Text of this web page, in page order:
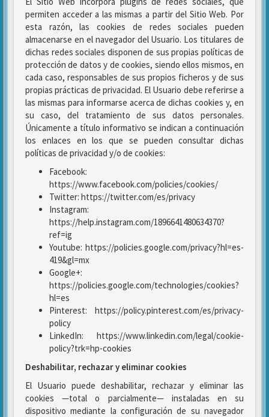
permiten acceder a las mismas a partir del Sitio Web. Por
esta razón, las cookies de redes sociales pueden
almacenarse en el navegador del Usuario. Los titulares de
dichas redes sociales disponen de sus propias políticas de
protección de datos y de cookies, siendo ellos mismos, en
cada caso, responsables de sus propios ficheros y de sus
propias prácticas de privacidad. El Usuario debe referirse a
las mismas para informarse acerca de dichas cookies y, en
su caso, del tratamiento de sus datos personales.
Únicamente a título informativo se indican a continuación
los enlaces en los que se pueden consultar dichas
políticas de privacidad y/o de cookies:
Facebook:
https://www.facebook.com/policies/cookies/
Twitter: https://twitter.com/es/privacy
Instagram:
https://help.instagram.com/1896641480634370?
ref=ig
Youtube: https://policies.google.com/privacy?hl=es-
419&gl=mx
Google+:
https://policies.google.com/technologies/cookies?
hl=es
Pinterest: https://policy.pinterest.com/es/privacy-
policy
LinkedIn: https://www.linkedin.com/legal/cookie-
policy?trk=hp-cookies
Deshabilitar, rechazar y eliminar cookies
El Usuario puede deshabilitar, rechazar y eliminar las
cookies —total o parcialmente— instaladas en su
dispositivo mediante la configuración de su navegador